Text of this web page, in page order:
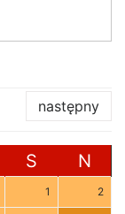
następny
S N
1 2